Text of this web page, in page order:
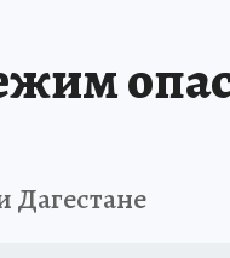
Дагестане